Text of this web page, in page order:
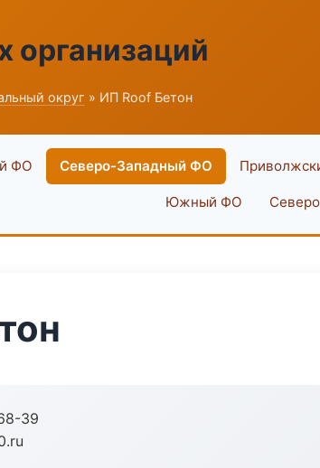
организаций
округ » ИП Roof Бетон
ФО Северо-Западный ФО
Южный ФО
39